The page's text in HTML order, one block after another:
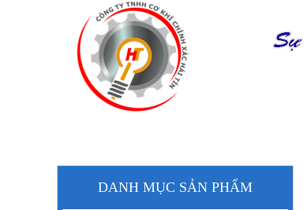
DANH MỤC SẢN PHẨM